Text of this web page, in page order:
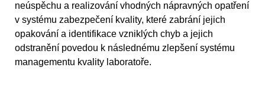
neúspěchu a realizování vhodných nápravných opatření
v systému zabezpečení kvality, které zabrání jejich
opakování a identifikace vzniklých chyb a jejich
odstranění povedou k následnému zlepšení systému
managementu kvality laboratoře.